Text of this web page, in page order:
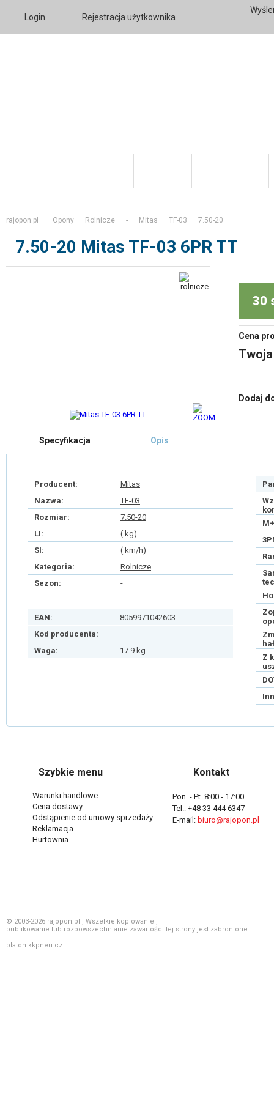
Login Rejestracja użytkownika
rajopon.pl Opony Rolnicze - Mitas TF-03 7.50-20
7.50-20 Mitas TF-03 6PR TT
30
Cena
Dodaj
Specyfikacja Opis
Producent:
Mitas
Nazwa:
TF-03
Rozmiar:
7.50-20
LI:
( kg)
SI:
( km/h)
Kategoria:
Rolnicze
Sezon:
-
EAN:
8059971042603
Kod producenta:
Waga:
17.9 kg
Z
Szybkie menu
Warunki handlowe
Cena dostawy
Odstąpienie od umowy sprzedaży
Reklamacja
Hurtownia
Kontakt
Pon. - Pt. 8:00 - 17:00
Tel.: +48 33 444 6347
E-mail: biuro@rajopon.pl
© 2003-2026 rajopon.pl , Wszelkie kopiowanie ,
publikowanie lub rozpowszechnianie zawartości tej strony jest zabronione.
platon.kkpneu.cz